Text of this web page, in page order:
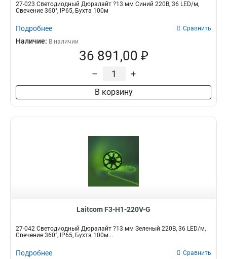
27-023 Светодиодный Дюралайт ?13 мм Синий 220В, 36 LED/м,
Свечение 360°, IP65, Бухта 100м
Подробнее Сравнить
Наличие: В наличии
36 891,00 ₽
– +
В корзину
Laitcom F3-H1-220V-G
27-042 Светодиодный Дюралайт ?13 мм Зеленый 220В, 36 LED/м,
Свечение 360°, IP65, Бухта 100м...
Подробнее Сравнить